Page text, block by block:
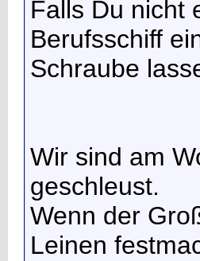
Falls Du nicht
Berufsschiff
Schraube
Wir sind am
geschleust.
Wenn der
Leinen